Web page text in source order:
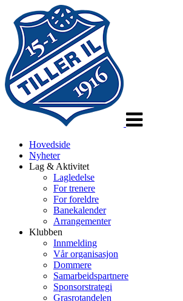
Hovedside
Nyheter
Lag & Aktivitet
Lagledelse
For trenere
For foreldre
Banekalender
Arrangementer
Klubben
Innmelding
Vår organisasjon
Dommere
Samarbeidspartnere
Sponsorstrategi
Grasrotandelen